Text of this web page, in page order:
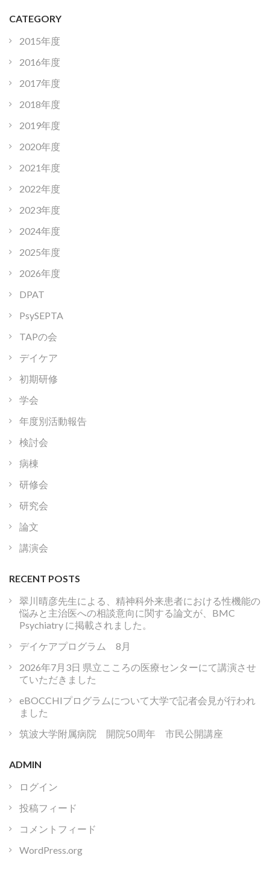
CATEGORY
2015年度
2016年度
2017年度
2018年度
2019年度
2020年度
2021年度
2022年度
2023年度
2024年度
2025年度
2026年度
DPAT
PsySEPTA
TAPの会
デイケア
初期研修
学会
年度別活動報告
検討会
病棟
研修会
研究会
論文
講演会
RECENT POSTS
翠川晴彦先生による、精神科外来患者における性機能の
悩みと主治医への相談意向に関する論文が、BMC
Psychiatry に掲載されました。
デイケアプログラム 8月
2026年7月3日 県立こころの医療センターにて講演させ
ていただきました
eBOCCHIプログラムについて大学で記者会見が行われ
ました
筑波大学附属病院 開院50周年 市民公開講座
ADMIN
ログイン
投稿フィード
コメントフィード
WordPress.org